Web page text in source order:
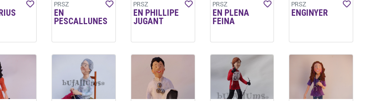
PRSZ
EN
PESCALLUNES
PRSZ
EN PHILLIPE
JUGANT
PRSZ
EN PLENA
FEINA
PRSZ
ENGINYER